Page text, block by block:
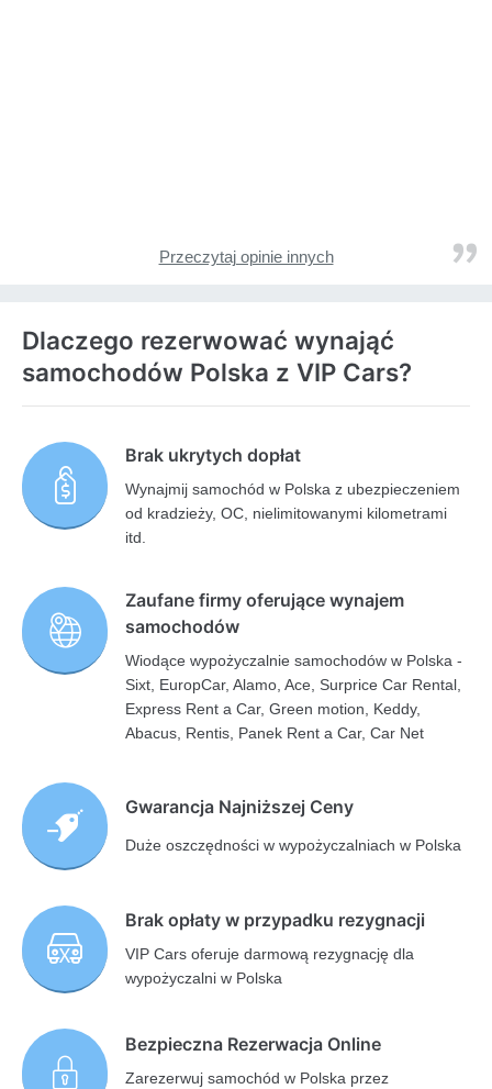
Przeczytaj opinie innych
Dlaczego rezerwować wynająć
samochodów Polska z VIP Cars?
Brak ukrytych dopłat
Wynajmij samochód w Polska z ubezpieczeniem
od kradzieży, OC, nielimitowanymi kilometrami
itd.
Zaufane firmy oferujące wynajem
samochodów
Wiodące wypożyczalnie samochodów w Polska -
Sixt, EuropCar, Alamo, Ace, Surprice Car Rental,
Express Rent a Car, Green motion, Keddy,
Abacus, Rentis, Panek Rent a Car, Car Net
Gwarancja Najniższej Ceny
Duże oszczędności w wypożyczalniach w Polska
Brak opłaty w przypadku rezygnacji
VIP Cars oferuje darmową rezygnację dla
wypożyczalni w Polska
Bezpieczna Rezerwacja Online
Zarezerwuj samochód w Polska przez